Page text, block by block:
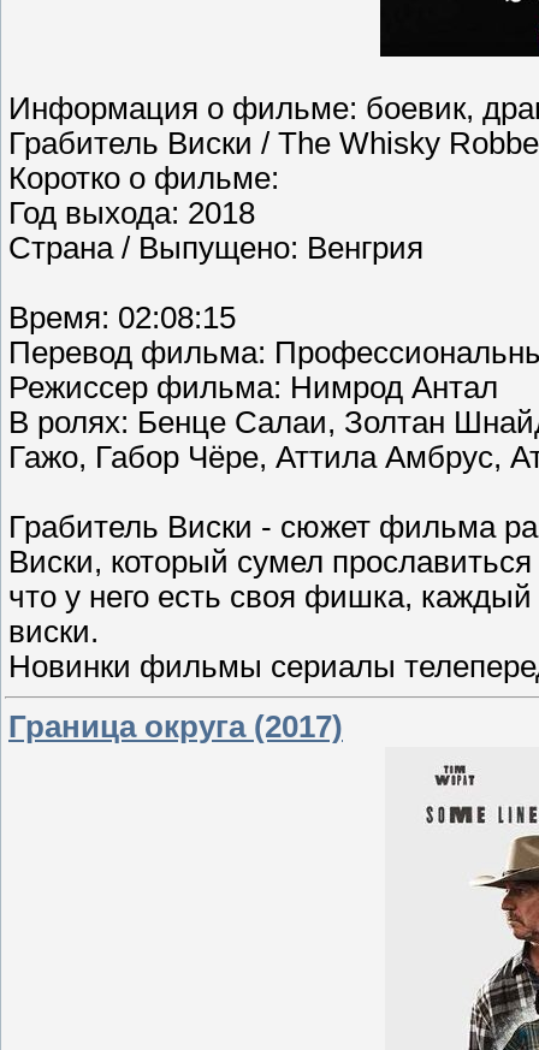
Информация о фильме: боевик,
Грабитель Виски / The Whisky
Коротко о фильме:
Год выхода: 2018
Страна / Выпущено: Венгрия
Время: 02:08:15
Перевод фильма:
Режиссер фильма: Нимрод Антал
В ролях: Бенце Салаи, Золтан
Гажо, Габор Чёре, Аттила Амбрус,
Грабитель Виски - сюжет фильма
Виски, который сумел
что у него есть своя фишка,
виски.
Новинки фильмы сериалы
Граница округа (2017)